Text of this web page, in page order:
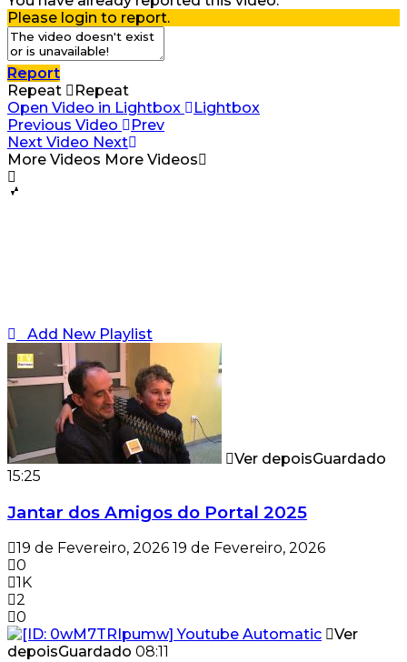
Please login to report.
Report
Repeat
Repeat
Open Video in Lightbox
Lightbox
Previous Video
Prev
Next Video Next
More Videos More Videos
Add New Playlist
Ver depoisGuardado
15:25
Jantar dos Amigos do Portal 2025
19 de Fevereiro, 2026 19 de Fevereiro, 2026
0
1K
2
0
Ver
depoisGuardado 08:11